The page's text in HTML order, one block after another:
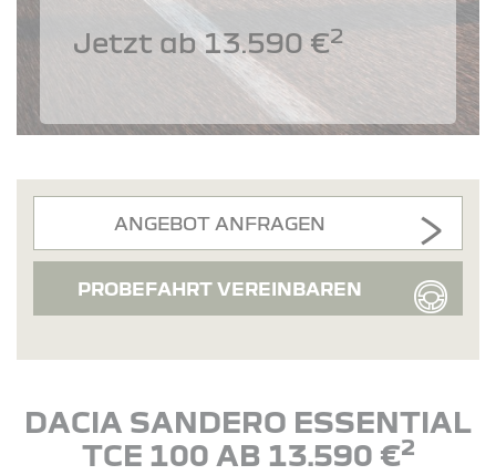
Jetzt ab 13.590 €2
ANGEBOT ANFRAGEN
PROBEFAHRT VEREINBAREN
DACIA SANDERO ESSENTIAL
TCE 100 AB 13.590 €2